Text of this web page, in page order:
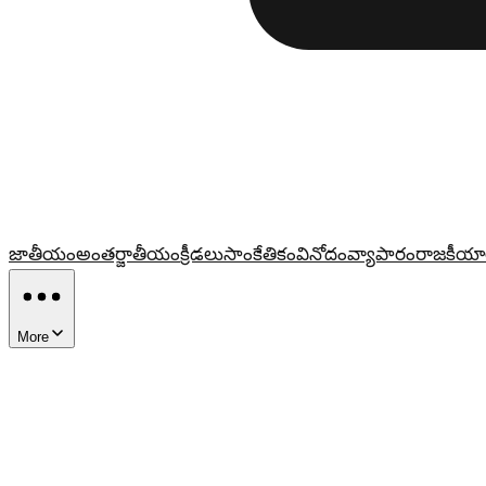
జాతీయంఅంతర్జాతీయంక్రీడలుసాంకేతికంవినోదంవ్యాపారం
More